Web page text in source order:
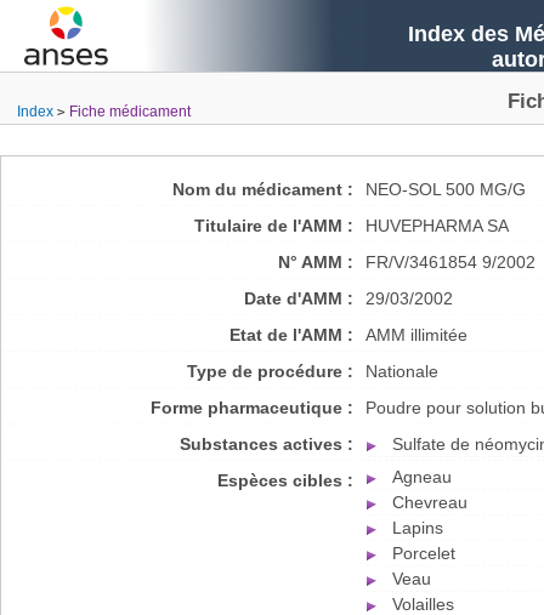
Index des
Index Fiche médicament
Nom du médicament :
NEO-SOL 500 MG/G
Titulaire de l'AMM :
HUVEPHARMA SA
N° AMM :
FR/V/3461854 9/2002
Date d'AMM :
29/03/2002
Etat de l'AMM :
AMM illimitée
Type de procédure :
Nationale
Forme pharmaceutique :
Poudre pour solution
Substances actives :
Sulfate de
Espèces cibles :
Agneau
Chevreau
Lapins
Porcelet
Veau
Volailles